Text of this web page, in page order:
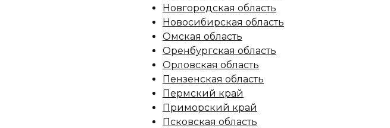
Новгородская область
Новосибирская область
Омская область
Оренбургская область
Орловская область
Пензенская область
Пермский край
Приморский край
Псковская область